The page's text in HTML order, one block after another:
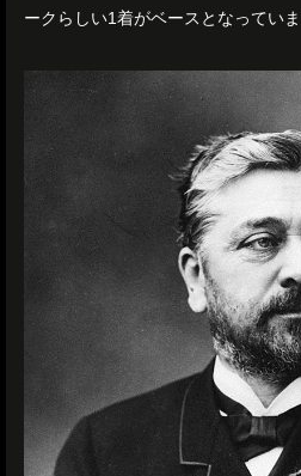
ークらしい1着がベースとなっていま